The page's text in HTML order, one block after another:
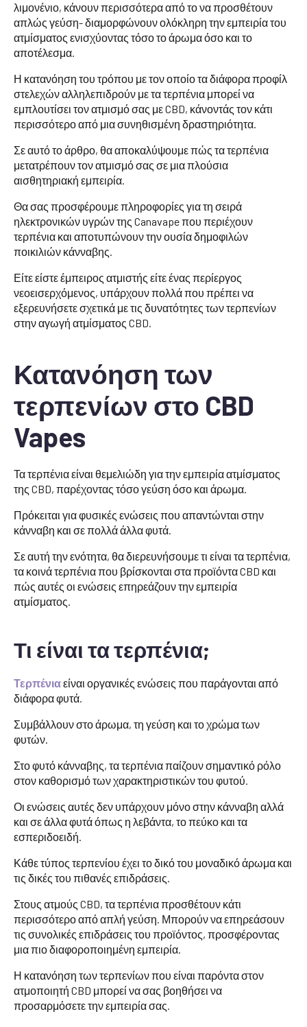
λιμονένιο, κάνουν περισσότερα από το να προσθέτουν
απλώς γεύση- διαμορφώνουν ολόκληρη την εμπειρία του
ατμίσματος ενισχύοντας τόσο το άρωμα όσο και το
αποτέλεσμα.
Η κατανόηση του τρόπου με τον οποίο τα διάφορα προφίλ
στελεχών αλληλεπιδρούν με τα τερπένια μπορεί να
εμπλουτίσει τον ατμισμό σας με CBD, κάνοντάς τον κάτι
περισσότερο από μια συνηθισμένη δραστηριότητα.
Σε αυτό το άρθρο, θα αποκαλύψουμε πώς τα τερπένια
μετατρέπουν τον ατμισμό σας σε μια πλούσια
αισθητηριακή εμπειρία.
Θα σας προσφέρουμε πληροφορίες για τη σειρά
ηλεκτρονικών υγρών της Canavape που περιέχουν
τερπένια και αποτυπώνουν την ουσία δημοφιλών
ποικιλιών κάνναβης.
Είτε είστε έμπειρος ατμιστής είτε ένας περίεργος
νεοεισερχόμενος, υπάρχουν πολλά που πρέπει να
εξερευνήσετε σχετικά με τις δυνατότητες των τερπενίων
στην αγωγή ατμίσματος CBD.
Κατανόηση των
τερπενίων στο CBD
Vapes
Τα τερπένια είναι θεμελιώδη για την εμπειρία ατμίσματος
της CBD, παρέχοντας τόσο γεύση όσο και άρωμα.
Πρόκειται για φυσικές ενώσεις που απαντώνται στην
κάνναβη και σε πολλά άλλα φυτά.
Σε αυτή την ενότητα, θα διερευνήσουμε τι είναι τα τερπένια,
τα κοινά τερπένια που βρίσκονται στα προϊόντα CBD και
πώς αυτές οι ενώσεις επηρεάζουν την εμπειρία
ατμίσματος.
Τι είναι τα τερπένια;
Τερπένιαείναι οργανικές ενώσεις που παράγονται από
διάφορα φυτά.
Συμβάλλουν στο άρωμα, τη γεύση και το χρώμα των
φυτών.
Στο φυτό κάνναβης, τα τερπένια παίζουν σημαντικό ρόλο
στον καθορισμό των χαρακτηριστικών του φυτού.
Οι ενώσεις αυτές δεν υπάρχουν μόνο στην κάνναβη αλλά
και σε άλλα φυτά όπως η λεβάντα, το πεύκο και τα
εσπεριδοειδή.
Κάθε τύπος τερπενίου έχει το δικό του μοναδικό άρωμα και
τις δικές του πιθανές επιδράσεις.
Στους ατμούς CBD, τα τερπένια προσθέτουν κάτι
περισσότερο από απλή γεύση. Μπορούν να επηρεάσουν
τις συνολικές επιδράσεις του προϊόντος, προσφέροντας
μια πιο διαφοροποιημένη εμπειρία.
Η κατανόηση των τερπενίων που είναι παρόντα στον
ατμοποιητή CBD μπορεί να σας βοηθήσει να
προσαρμόσετε την εμπειρία σας.